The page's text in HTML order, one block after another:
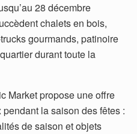
28 décembre
chalets en bois,
gourmands, patinoire
durant toute la
Market propose une offre
la saison des fêtes :
de saison et objets